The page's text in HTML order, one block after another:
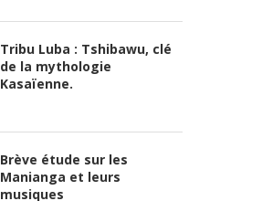
Tribu Luba : Tshibawu, clé
de la mythologie
Kasaïenne.
Brève étude sur les
Manianga et leurs
musiques